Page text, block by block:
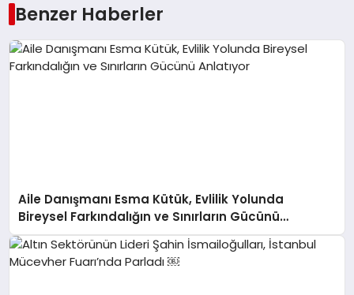
Benzer Haberler
Aile Danışmanı Esma Kütük, Evlilik Yolunda
Bireysel Farkındalığın ve Sınırların Gücünü
Anlatıyor